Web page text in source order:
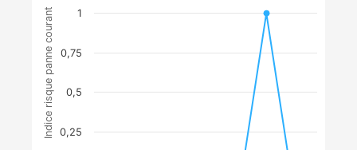
Indice risque panne courant 0,25
0,5
0,75
1